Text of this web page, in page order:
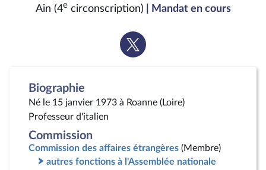
Ain (4ecirconscription) | Mandat en cours
Voir
la
Biographie
Né le 15 janvier 1973 à Roanne (Loire)
Professeur d'italien
Commission
Commission des affaires étrangères (Membre)
autres fonctions à l'Assemblée nationale